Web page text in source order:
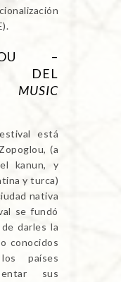
–
DEL
MUSIC
está
(a
kanun, y
y turca)
nativa
se fundó
darles la
conocidos
países
sus